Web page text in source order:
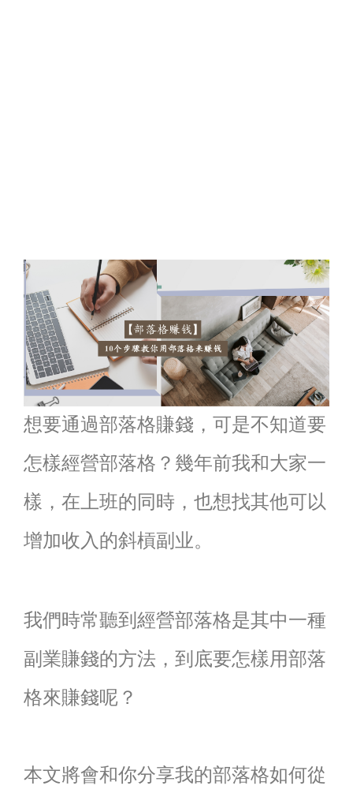
想要通過部落格賺錢，可是不知道要
怎樣經營部落格？幾年前我和大家一
樣，在上班的同時，也想找其他可以
增加收入的斜槓副业。
我們時常聽到經營部落格是其中一種
副業賺錢的方法，到底要怎樣用部落
格來賺錢呢？
本文將會和你分享我的部落格如何從